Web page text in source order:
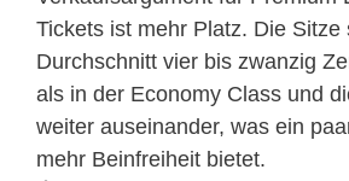
Tickets ist mehr Platz. Die Sitze
Durchschnitt vier bis zwanzig
als in der Economy Class und
weiter auseinander, was ein
mehr Beinfreiheit bietet.